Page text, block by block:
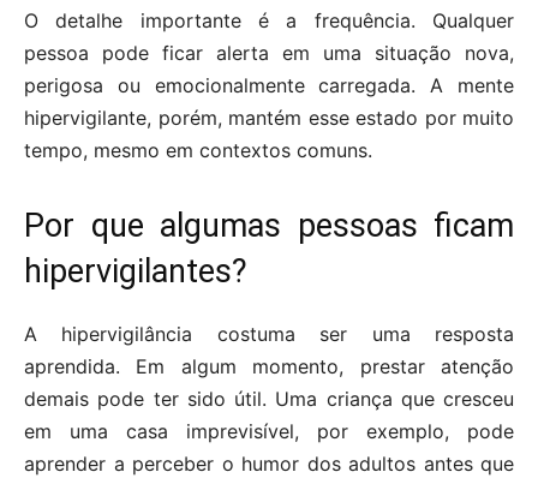
O detalhe importante é a frequência. Qualquer
pessoa pode ficar alerta em uma situação nova,
perigosa ou emocionalmente carregada. A mente
hipervigilante, porém, mantém esse estado por muito
tempo, mesmo em contextos comuns.
Por que algumas pessoas ficam
hipervigilantes?
A hipervigilância costuma ser uma resposta
aprendida. Em algum momento, prestar atenção
demais pode ter sido útil. Uma criança que cresceu
em uma casa imprevisível, por exemplo, pode
aprender a perceber o humor dos adultos antes que